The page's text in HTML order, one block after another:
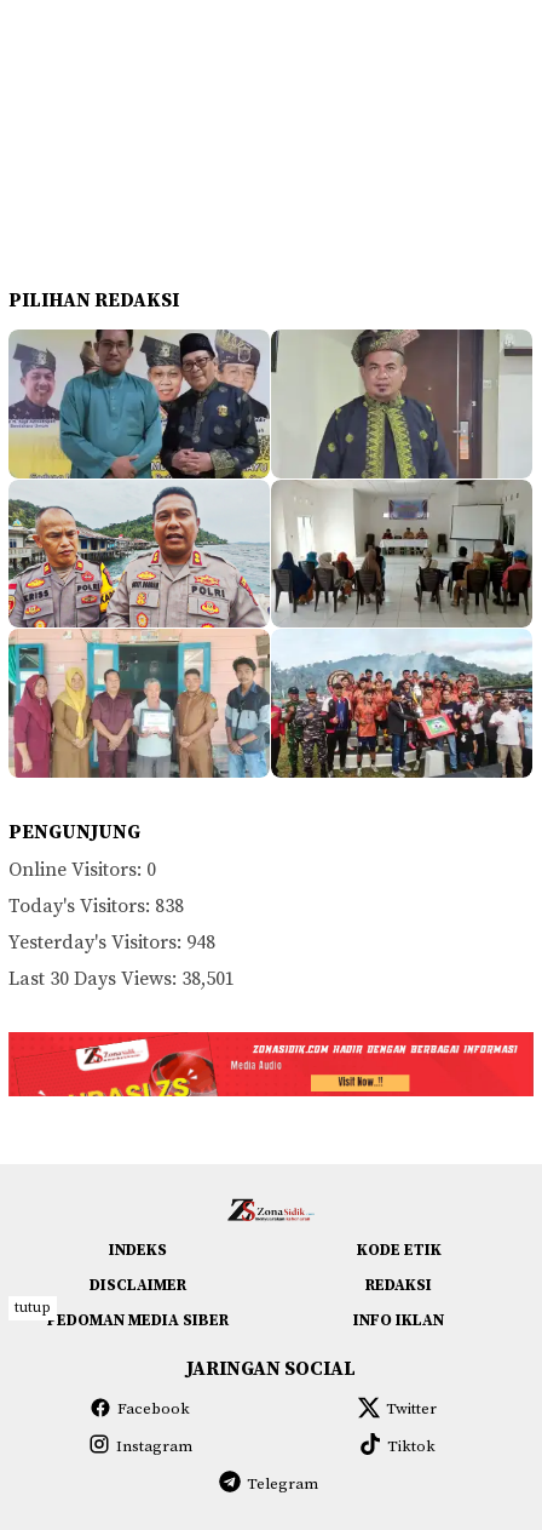
PILIHAN REDAKSI
PENGUNJUNG
Online Visitors: 0
Today's Visitors: 838
Yesterday's Visitors: 948
Last 30 Days Views: 38,501
INDEKS
KODE ETIK
DISCLAIMER
REDAKSI
PEDOMAN MEDIA SIBER
INFO IKLAN
JARINGAN SOCIAL
Facebook
Twitter
Instagram
Tiktok
Telegram
tutup